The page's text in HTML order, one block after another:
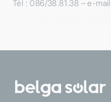
Tél : 086/38.81.38 – e-